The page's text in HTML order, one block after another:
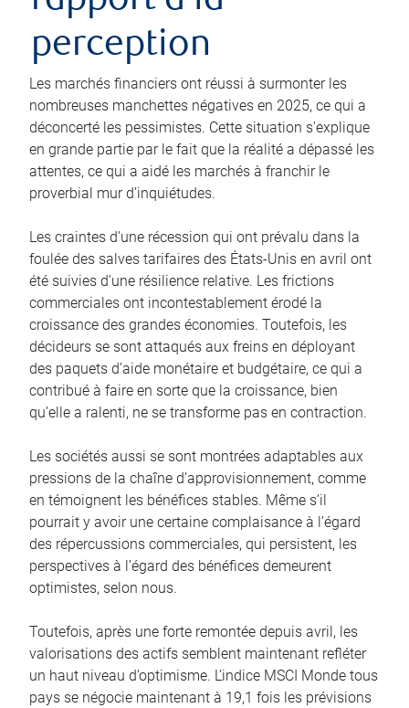
perception
Les marchés financiers ont réussi à surmonter les
nombreuses manchettes négatives en 2025, ce qui a
déconcerté les pessimistes. Cette situation s’explique
en grande partie par le fait que la réalité a dépassé les
attentes, ce qui a aidé les marchés à franchir le
proverbial mur d’inquiétudes.
Les craintes d’une récession qui ont prévalu dans la
foulée des salves tarifaires des États-Unis en avril ont
été suivies d’une résilience relative. Les frictions
commerciales ont incontestablement érodé la
croissance des grandes économies. Toutefois, les
décideurs se sont attaqués aux freins en déployant
des paquets d’aide monétaire et budgétaire, ce qui a
contribué à faire en sorte que la croissance, bien
qu’elle a ralenti, ne se transforme pas en contraction.
Les sociétés aussi se sont montrées adaptables aux
pressions de la chaîne d’approvisionnement, comme
en témoignent les bénéfices stables. Même s’il
pourrait y avoir une certaine complaisance à l’égard
des répercussions commerciales, qui persistent, les
perspectives à l’égard des bénéfices demeurent
optimistes, selon nous.
Toutefois, après une forte remontée depuis avril, les
valorisations des actifs semblent maintenant refléter
un haut niveau d’optimisme. L’indice MSCI Monde tous
pays se négocie maintenant à 19,1 fois les prévisions